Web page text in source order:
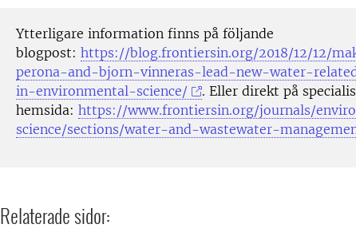
Ytterligare information finns på följande
blogpost: https://blog.frontiersin.org/2018/12/12/
perona-and-bjorn-vinneras-lead-new-water-
in-environmental-science/
. Eller direkt på
hemsida: https://www.frontiersin.org/journals/
science/sections/water-and-wastewater-
Relaterade sidor: